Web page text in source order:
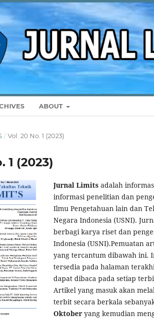
ABOUT
/ Vol. 20 No. 1 (2023)
1 (2023)
Jurnal Limits adalah
informasi penelitian dan
Ilmu Pengetahuan lain dan
Negara Indonesia (USNI).
berbagi karya riset dan
Indonesia (USNI).Pemuatan
yang tercantum dibawah ini.
tersedia pada halaman
dapat dibaca pada setiap
Artikel yang masuk akan
terbit secara berkala
Oktober yang kemudian